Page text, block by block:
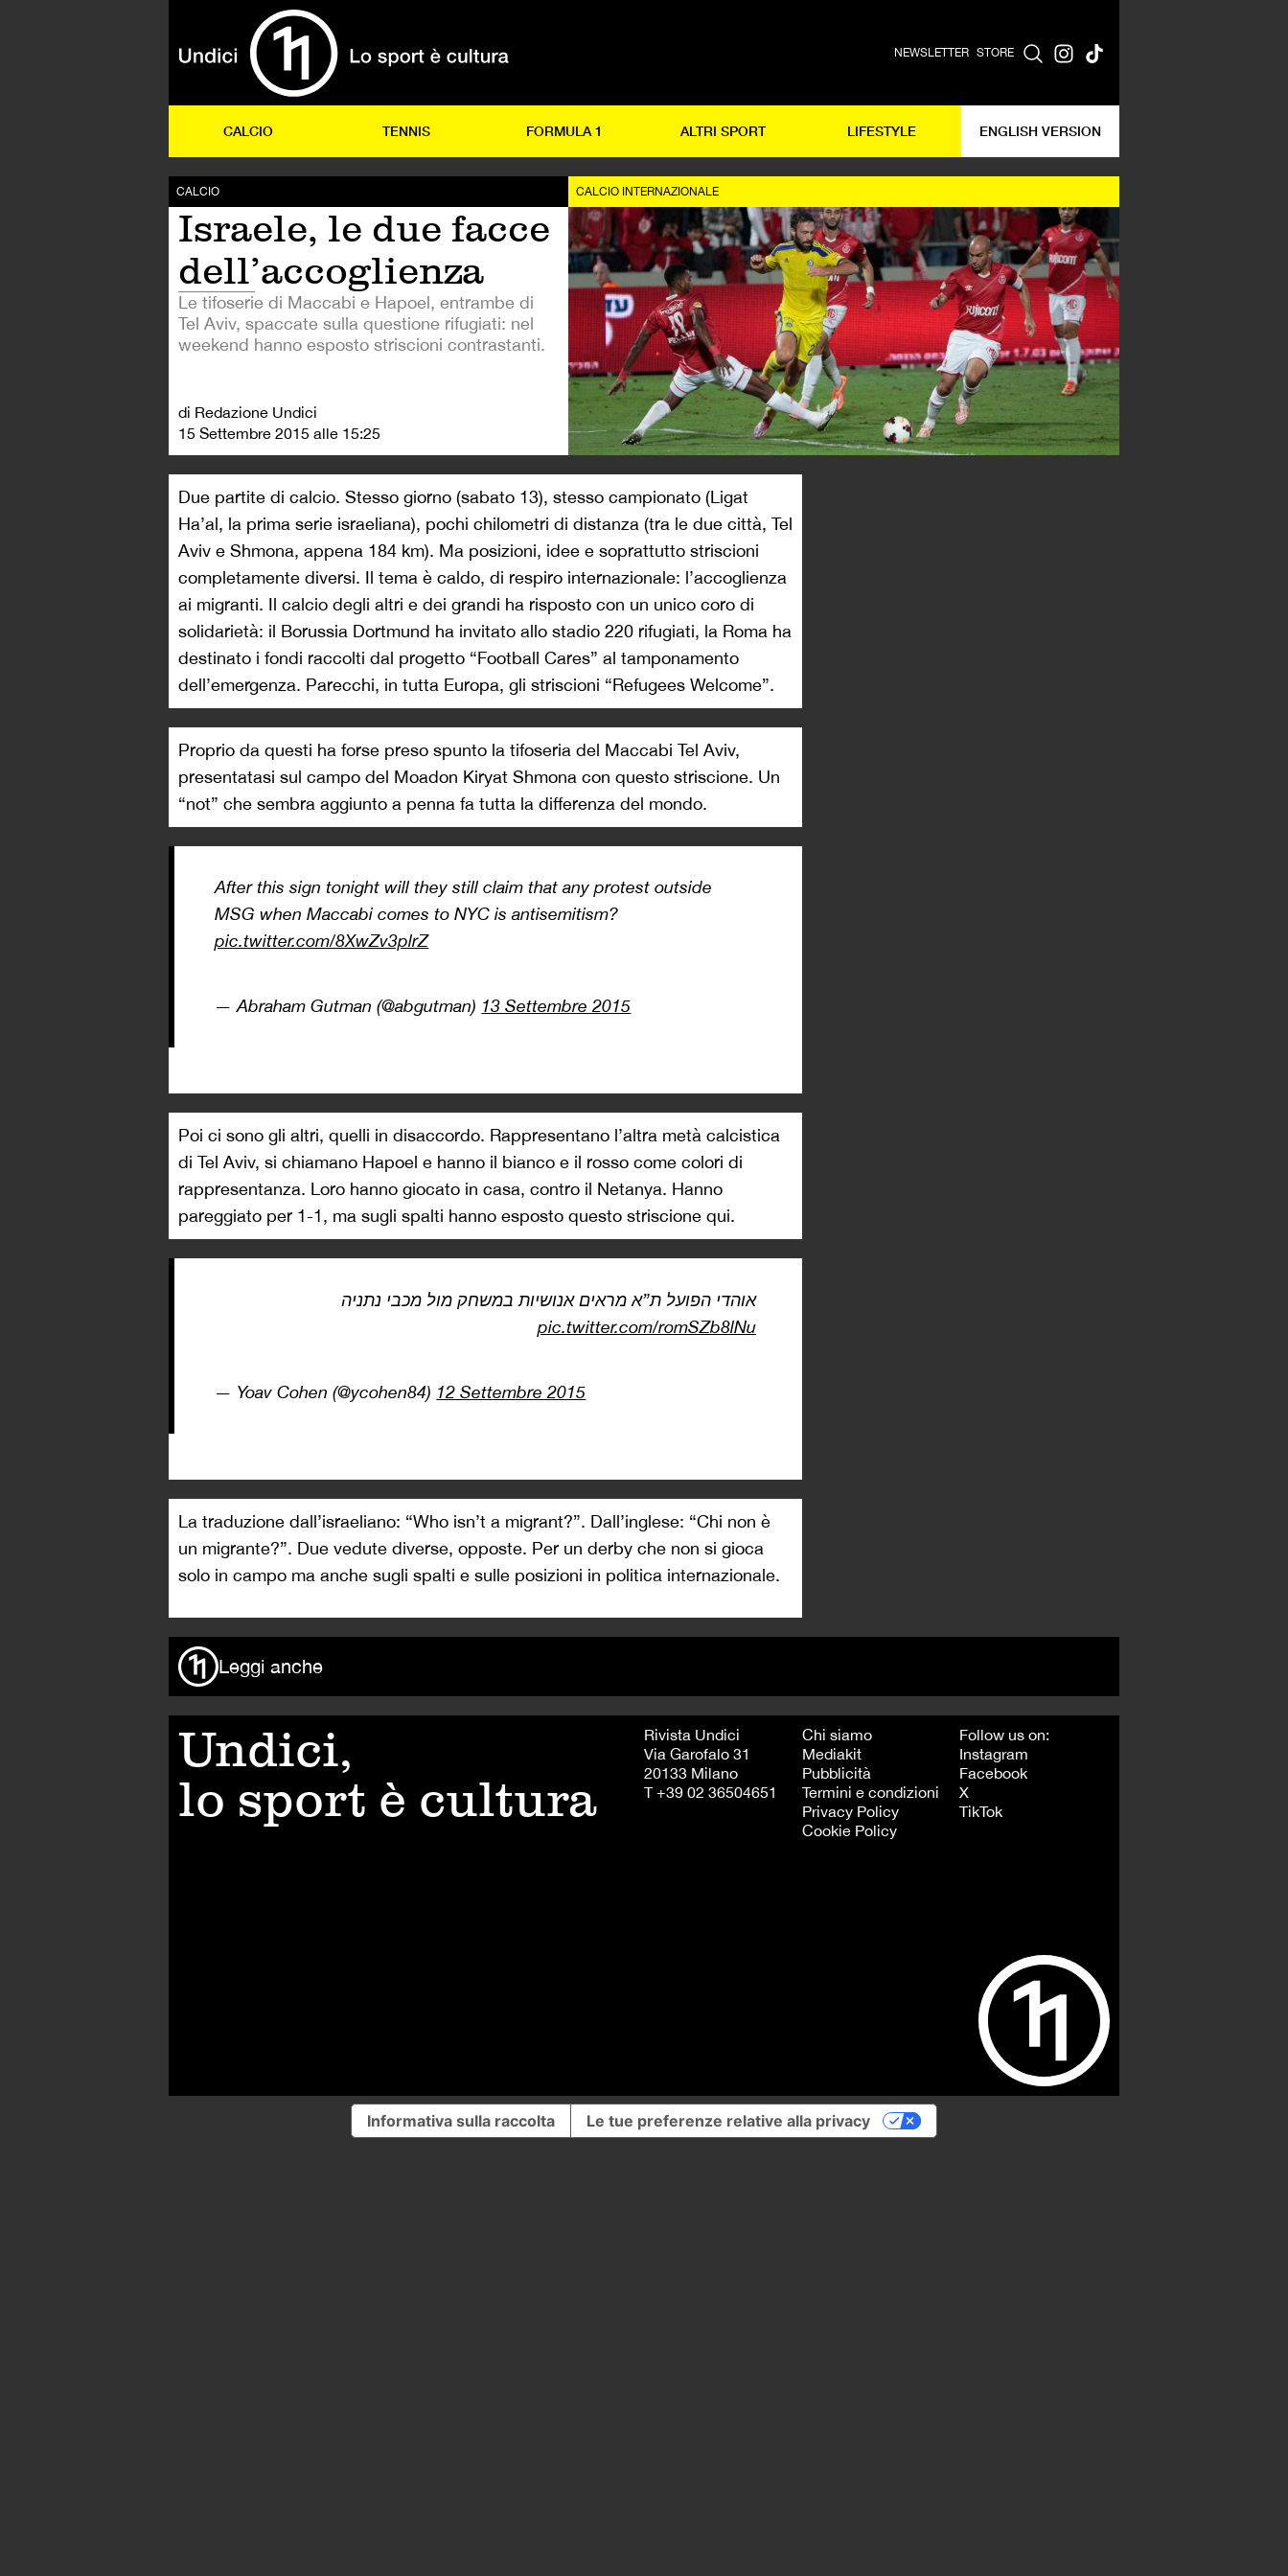
NEWSLETTER STORE
CALCIO TENNIS FORMULA 1 ALTRI SPORT LIFESTYLE ENGLISH VERSION
CALCIO
Israele, le due facce
dell’accoglienza
Le tifoserie di Maccabi e Hapoel, entrambe di
Tel Aviv, spaccate sulla questione rifugiati: nel
weekend hanno esposto striscioni contrastanti.
di Redazione Undici
15 Settembre 2015 alle 15:25
CALCIO INTERNAZIONALE
Due partite di calcio. Stesso giorno (sabato 13), stesso campionato (Ligat
Ha’al, la prima serie israeliana), pochi chilometri di distanza (tra le due città, Tel
Aviv e Shmona, appena 184 km). Ma posizioni, idee e soprattutto striscioni
completamente diversi. Il tema è caldo, di respiro internazionale: l’accoglienza
ai migranti. Il calcio degli altri e dei grandi ha risposto con un unico coro di
solidarietà: il Borussia Dortmund ha invitato allo stadio 220 rifugiati, la Roma ha
destinato i fondi raccolti dal progetto “Football Cares” al tamponamento
dell’emergenza. Parecchi, in tutta Europa, gli striscioni “Refugees Welcome”.
Proprio da questi ha forse preso spunto la tifoseria del Maccabi Tel Aviv,
presentatasi sul campo del Moadon Kiryat Shmona con questo striscione. Un
“not” che sembra aggiunto a penna fa tutta la differenza del mondo.
After this sign tonight will they still claim that any protest outside
MSG when Maccabi comes to NYC is antisemitism?
pic.twitter.com/8XwZv3plrZ
— Abraham Gutman (@abgutman) 13 Settembre 2015
Poi ci sono gli altri, quelli in disaccordo. Rappresentano l’altra metà calcistica
di Tel Aviv, si chiamano Hapoel e hanno il bianco e il rosso come colori di
rappresentanza. Loro hanno giocato in casa, contro il Netanya. Hanno
pareggiato per 1-1, ma sugli spalti hanno esposto questo striscione qui.
אוהדי הפועל ת”א מראים אנושיות במשחק מול מכבי נתניה
pic.twitter.com/romSZb8lNu
— Yoav Cohen (@ycohen84) 12 Settembre 2015
La traduzione dall’israeliano: “Who isn’t a migrant?”. Dall’inglese: “Chi non è
un migrante?”. Due vedute diverse, opposte. Per un derby che non si gioca
solo in campo ma anche sugli spalti e sulle posizioni in politica internazionale.
Leggi anche
Undici,
lo sport è cultura
Rivista Undici
Via Garofalo 31
20133 Milano
T +39 02 36504651
Chi siamo
Mediakit
Pubblicità
Termini e condizioni
Privacy Policy
Cookie Policy
Follow us on:
Instagram
Facebook
X
TikTok
Informativa sulla raccolta Le tue preferenze relative alla privacy